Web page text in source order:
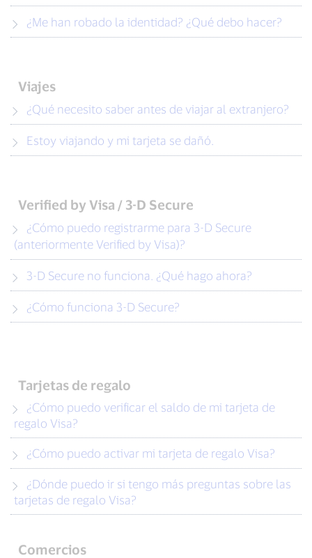
¿Me han robado la identidad? ¿Qué debo hacer?
Viajes
¿Qué necesito saber antes de viajar al extranjero?
Estoy viajando y mi tarjeta se dañó.
Verified by Visa / 3-D Secure
(anteriormente Verified by Visa)?
3-D Secure no funciona. ¿Qué hago ahora?
¿Cómo funciona 3-D Secure?
Tarjetas de regalo
regalo Visa?
¿Cómo puedo activar mi tarjeta de regalo Visa?
tarjetas de regalo Visa?
Comercios